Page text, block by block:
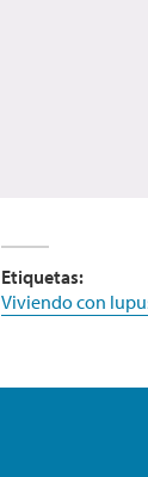
Etiquetas:
Viviendo con